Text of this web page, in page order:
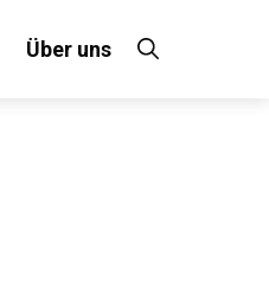
Über uns